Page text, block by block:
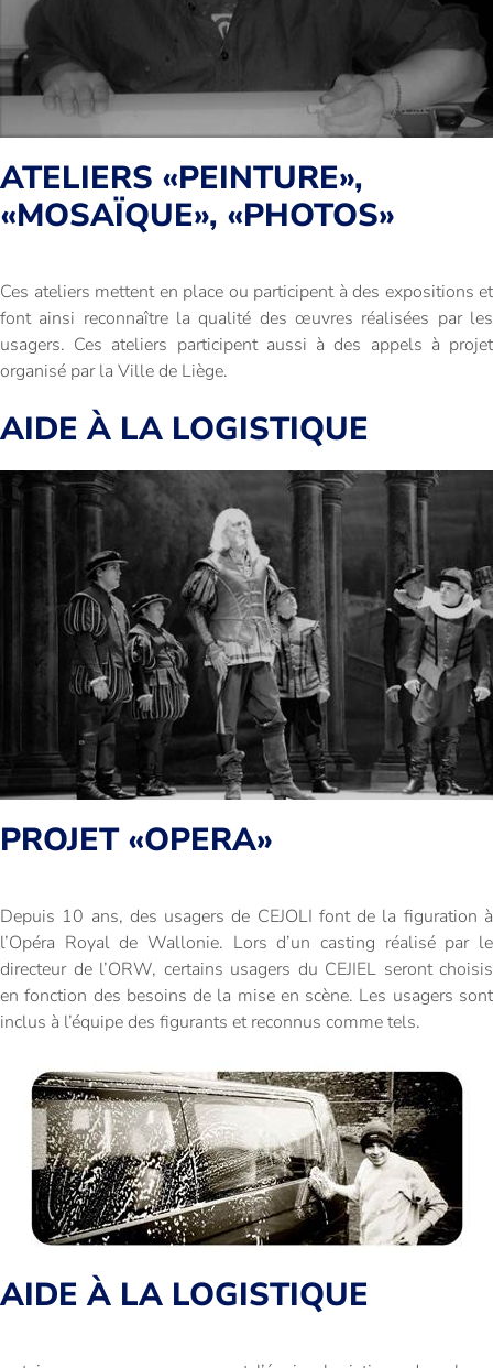
ATELIERS «PEINTURE»,
«MOSAÏQUE», «PHOTOS»
Ces ateliers mettent en place ou participent à des expositions et
font ainsi reconnaître la qualité des œuvres réalisées par les
usagers. Ces ateliers participent aussi à des appels à projet
organisé par la Ville de Liège.
AIDE À LA LOGISTIQUE
PROJET «OPERA»
Depuis 10 ans, des usagers de CEJOLI font de la figuration à
l’Opéra Royal de Wallonie. Lors d’un casting réalisé par le
directeur de l’ORW, certains usagers du CEJIEL seront choisis
en fonction des besoins de la mise en scène. Les usagers sont
inclus à l’équipe des figurants et reconnus comme tels.
AIDE À LA LOGISTIQUE